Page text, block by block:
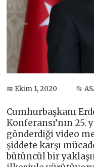
📅 Ekim 1, 2020 📂
Cumhurbaşkanı
Konferansı’nın
gönderdiği video
şiddete karşı
bütüncül bir